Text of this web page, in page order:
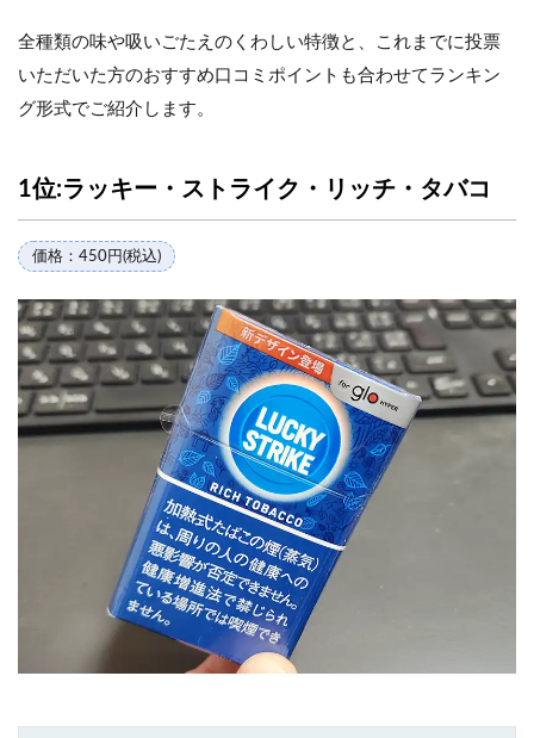
全種類の味や吸いごたえのくわしい特徴と、これまでに投票
いただいた方のおすすめ口コミポイントも合わせてランキン
グ形式でご紹介します。
1位:ラッキー・ストライク・リッチ・タバコ
価格：450円(税込)